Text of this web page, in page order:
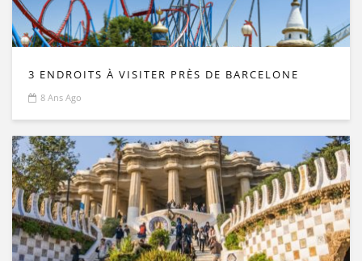
3 ENDROITS À VISITER PRÈS DE BARCELONE
8 Ans Ago